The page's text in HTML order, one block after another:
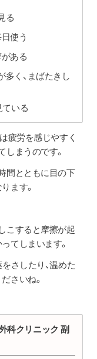
る
使う
ある
く、まばたきし
ている
疲労を感じやすく
しまうのです。
間とともに目の下
ます。
こすると摩擦が起
てしまいます。
さしたり、温めた
さいね。
科クリニック 副